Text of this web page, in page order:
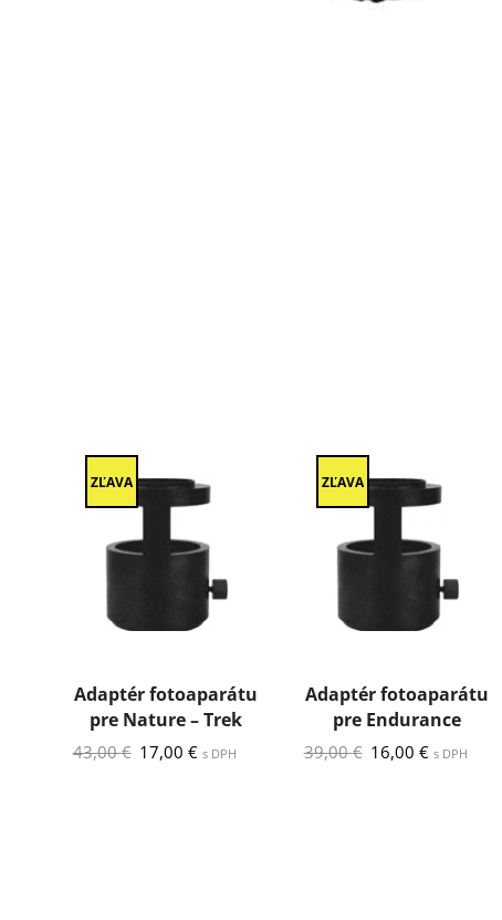
ZĽAVA
Adaptér fotoaparátu
pre Nature – Trek
43,00€ Pôvodná
17,00 €Aktuálna
s DPH
ZĽAVA
Adaptér fotoaparátu
pre Endurance
39,00€ Pôvodná
16,00 €Aktuálna
s DPH